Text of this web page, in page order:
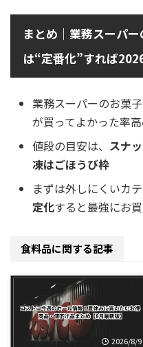
まとめ｜業務スーパ
は“定番化”すれば
業務スーパーのお菓
が買ってよかった率
値段の目安は、 スナ
凍はごほうび枠
まずは外しにくいカ
定化すると最強にお
食料品に関する記事
2026/8/9